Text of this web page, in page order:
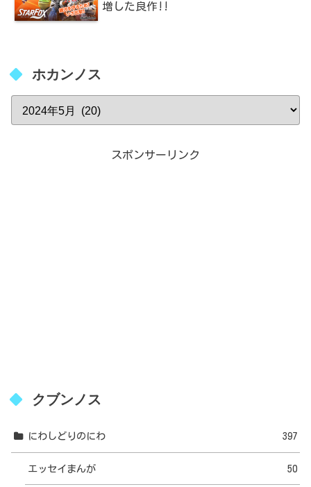
増した良作!!
ホカンノス
スポンサーリンク
クブンノス
にわしどりのにわ 397
エッセイまんが 50